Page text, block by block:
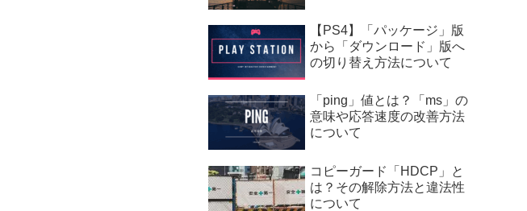
【PS4】「パッケージ」版
から「ダウンロード」版へ
の切り替え方法について
「ping」値とは？「ms」の
意味や応答速度の改善方法
について
コピーガード「HDCP」と
は？その解除方法と違法性
について